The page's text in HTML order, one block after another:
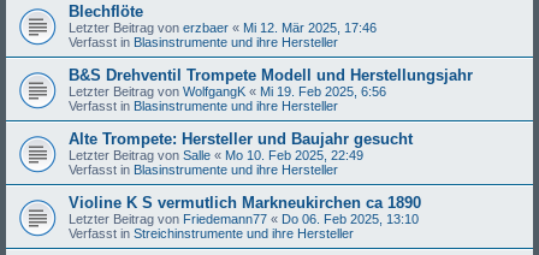
Blechflöte
Letzter Beitrag von erzbaer « Mi 12. Mär 2025, 17:46
Verfasst in Blasinstrumente und ihre Hersteller
B&S Drehventil Trompete Modell und Herstellungsjahr
Letzter Beitrag von WolfgangK « Mi 19. Feb 2025, 6:56
Verfasst in Blasinstrumente und ihre Hersteller
Alte Trompete: Hersteller und Baujahr gesucht
Letzter Beitrag von Salle « Mo 10. Feb 2025, 22:49
Verfasst in Blasinstrumente und ihre Hersteller
Violine K S vermutlich Markneukirchen ca 1890
Letzter Beitrag von Friedemann77 « Do 06. Feb 2025, 13:10
Verfasst in Streichinstrumente und ihre Hersteller